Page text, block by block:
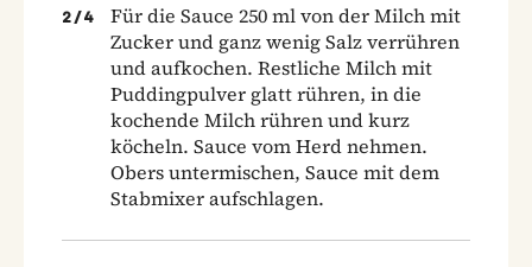
2 /4
Für die Sauce 250 ml von der Milch mit
Zucker und ganz wenig Salz verrühren
und aufkochen. Restliche Milch mit
Puddingpulver glatt rühren, in die
kochende Milch rühren und kurz
köcheln. Sauce vom Herd nehmen.
Obers untermischen, Sauce mit dem
Stabmixer aufschlagen.